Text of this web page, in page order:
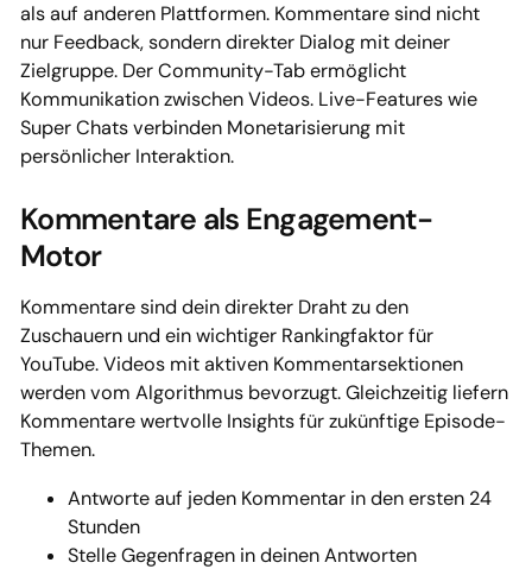
als auf anderen Plattformen. Kommentare sind nicht
nur Feedback, sondern direkter Dialog mit deiner
Zielgruppe. Der Community-Tab ermöglicht
Kommunikation zwischen Videos. Live-Features wie
Super Chats verbinden Monetarisierung mit
persönlicher Interaktion.
Kommentare als Engagement-
Motor
Kommentare sind dein direkter Draht zu den
Zuschauern und ein wichtiger Rankingfaktor für
YouTube. Videos mit aktiven Kommentarsektionen
werden vom Algorithmus bevorzugt. Gleichzeitig liefern
Kommentare wertvolle Insights für zukünftige Episode-
Themen.
Antworte auf jeden Kommentar in den ersten 24
Stunden
Stelle Gegenfragen in deinen Antworten